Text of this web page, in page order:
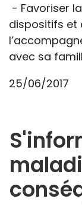
- Favoriser
dispositifs et
avec sa
25/06/2017